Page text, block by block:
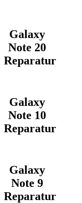
Galaxy
Note 20
Reparatur
Galaxy
Note 10
Reparatur
Galaxy
Note 9
Reparatur